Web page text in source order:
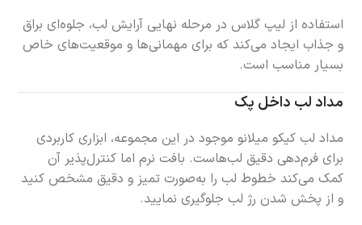
استفاده از لیپ گلاس در مرحله نهایی آرایش لب، جلوه‌ای براق
و جذاب ایجاد می‌کند که برای مهمانی‌ها و موقعیت‌های خاص
بسیار مناسب است.
مداد لب داخل پک
مداد لب کیکو میلانو موجود در این مجموعه، ابزاری کاربردی
برای فرم‌دهی دقیق لب‌هاست. بافت نرم اما کنترل‌پذیر آن
کمک می‌کند خطوط لب را به‌صورت تمیز و دقیق مشخص کنید
و از پخش شدن رژ لب جلوگیری نمایید.